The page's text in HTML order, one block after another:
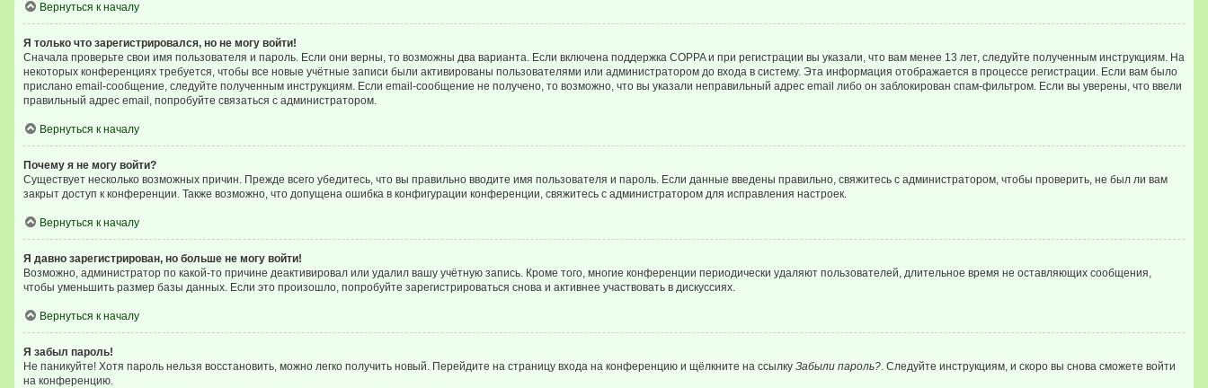
Вернуться к началу
Я только что зарегистрировался, но не могу войти!
Сначала проверьте свои имя пользователя и пароль. Если они верны, то возможны два варианта. Если включена поддержка COPPA и при регистрации вы указали, что вам менее 13 лет, следуйте полученным инструкциям. На
некоторых конференциях требуется, чтобы все новые учётные записи были активированы пользователями или администратором до входа в систему. Эта информация отображается в процессе регистрации. Если вам было
прислано email-сообщение, следуйте полученным инструкциям. Если email-сообщение не получено, то возможно, что вы указали неправильный адрес email либо он заблокирован спам-фильтром. Если вы уверены, что ввели
правильный адрес email, попробуйте связаться с администратором.
Вернуться к началу
Почему я не могу войти?
Существует несколько возможных причин. Прежде всего убедитесь, что вы правильно вводите имя пользователя и пароль. Если данные введены правильно, свяжитесь с администратором, чтобы проверить, не был ли вам
закрыт доступ к конференции. Также возможно, что допущена ошибка в конфигурации конференции, свяжитесь с администратором для исправления настроек.
Вернуться к началу
Я давно зарегистрирован, но больше не могу войти!
Возможно, администратор по какой-то причине деактивировал или удалил вашу учётную запись. Кроме того, многие конференции периодически удаляют пользователей, длительное время не оставляющих сообщения,
чтобы уменьшить размер базы данных. Если это произошло, попробуйте зарегистрироваться снова и активнее участвовать в дискуссиях.
Вернуться к началу
Я забыл пароль!
Не паникуйте! Хотя пароль нельзя восстановить, можно легко получить новый. Перейдите на страницу входа на конференцию и щёлкните на ссылку Забыли пароль?. Следуйте инструкциям, и скоро вы снова сможете войти
на конференцию.